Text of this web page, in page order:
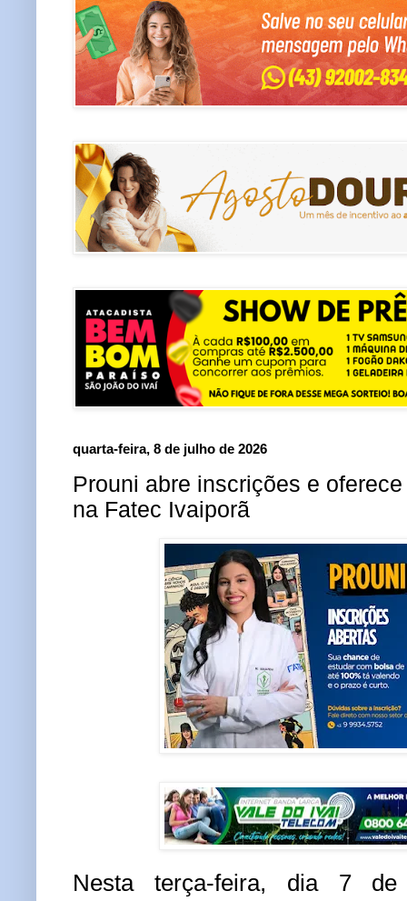
quarta-feira, 8 de julho de 2026
Prouni abre inscrições e
na Fatec Ivaiporã
Nesta terça-feira, dia 7